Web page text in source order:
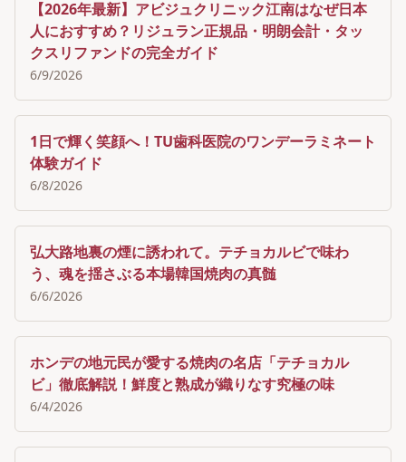
【2026年最新】アビジュクリニック江南はなぜ日本
人におすすめ？リジュラン正規品・明朗会計・タッ
クスリファンドの完全ガイド
6/9/2026
1日で輝く笑顔へ！TU歯科医院のワンデーラミネート
体験ガイド
6/8/2026
弘大路地裏の煙に誘われて。テチョカルビで味わ
う、魂を揺さぶる本場韓国焼肉の真髄
6/6/2026
ホンデの地元民が愛する焼肉の名店「テチョカル
ビ」徹底解説！鮮度と熟成が織りなす究極の味
6/4/2026